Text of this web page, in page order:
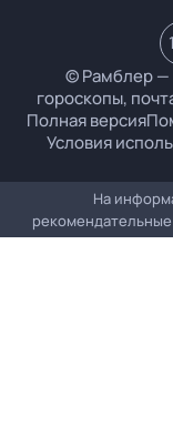
© Рамблер —
гороскопы,
Полная версия
Условия
На
рекомендательные